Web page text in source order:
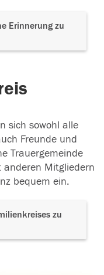
Erinnerung zu
sich sowohl alle
Freunde und
Trauergemeinde
Mitgliedern
bequem ein.
zu